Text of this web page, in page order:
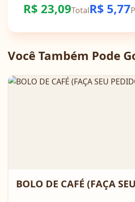
R$ 23,09TotalR$ 5,77
Você Também Pode
BOLO DE CAFÉ (FAÇA